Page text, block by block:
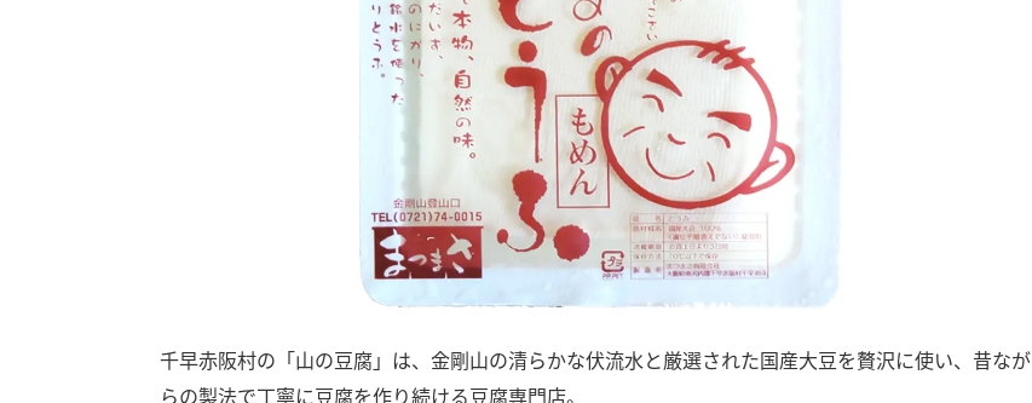
千早赤阪村の「山の豆腐」は、金剛山の清らかな伏流水と厳選された国産大豆を贅沢に使い、昔なが
らの製法で丁寧に豆腐を作り続ける豆腐専門店。